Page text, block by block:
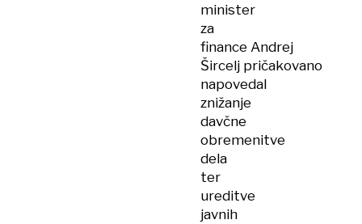
minister
za
finance Andrej
Šircelj pričakovano
napovedal
znižanje
davčne
obremenitve
dela
ter
ureditve
javnih